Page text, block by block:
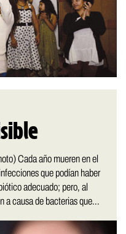
Cada año mueren en el
que podían haber
adecuado; pero, al
a causa de bacterias que...